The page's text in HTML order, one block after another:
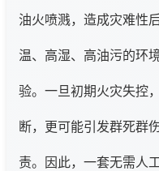
油火喷溅，造成灾难性
温、高湿、高油污的环
验。一旦初期火灾失控
断，更可能引发群死群
责。因此，一套无需人